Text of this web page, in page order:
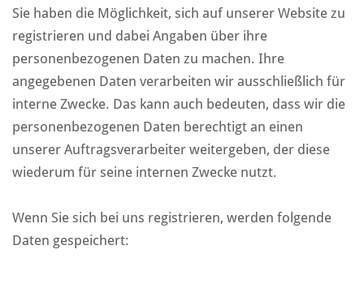
Sie haben die Möglichkeit, sich auf unserer Website zu
registrieren und dabei Angaben über ihre
personenbezogenen Daten zu machen. Ihre
angegebenen Daten verarbeiten wir ausschließlich für
interne Zwecke. Das kann auch bedeuten, dass wir die
personenbezogenen Daten berechtigt an einen
unserer Auftragsverarbeiter weitergeben, der diese
wiederum für seine internen Zwecke nutzt.
Wenn Sie sich bei uns registrieren, werden folgende
Daten gespeichert: